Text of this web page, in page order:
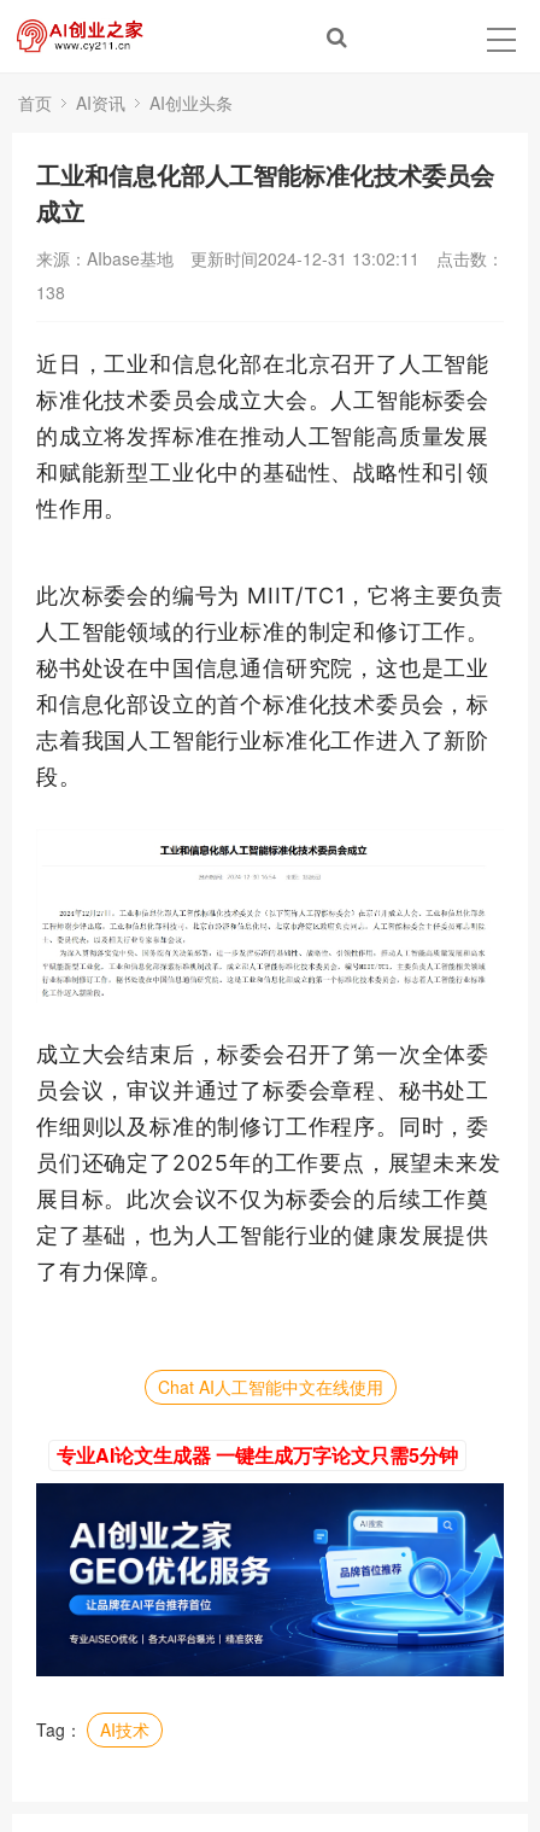
首页 AI资讯 AI创业头条
工业和信息化部人工智能标准化技术委员会
成立
来源：AIbase基地 更新时间2024-12-31 13:02:11
点击数：
138
近日，工业和信息化部在北京召开了人工智能
标准化技术委员会成立大会。
人工智能标委会
的成立将发挥标准在推动人工智能高质量发展
和赋能新型工业化中的基础性、战略性和引领
性作用。
此次标委会的编号为 MIIT/TC1，它将主要负责
人工智能领域的行业标准的制定和修订工作。
秘书处设在中国信息通信研究院，这也是工业
和信息化部设立的首个标准化技术委员会，标
志着我国人工智能行业标准化工作进入了新阶
段。
成立大会结束后，标委会召开了第一次全体委
员会议，审议并通过了标委会章程、秘书处工
作细则以及标准的制修订工作程序。同时，委
员们还确定了2025年的工作要点，展望未来发
展目标。此次会议不仅为标委会的后续工作奠
定了基础，也为人工智能行业的健康发展提供
了有力保障。
Chat AI人工智能中文在线使用
专业AI论文生成器 一键生成万字论文只需5分钟
Tag： AI技术